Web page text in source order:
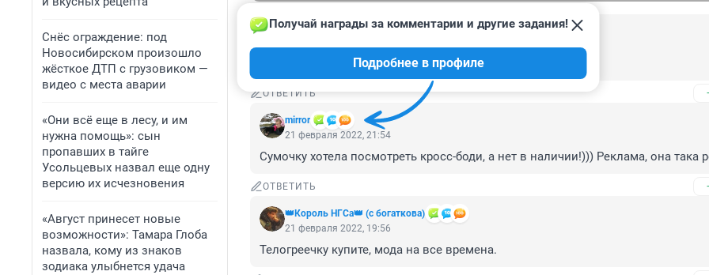
Снёс ограждение: под
Новосибирском произошло
жёсткое ДТП с грузовиком —
видео с места аварии
«Они всё еще в лесу, и им
нужна помощь»: сын
пропавших в тайге
Усольцевых назвал еще одну
версию их исчезновения
«Август принесет новые
возможности»: Тамара Глоба
назвала, кому из знаков
зодиака улыбнется удача
Гость
Какая безграмотная реклама
ОТВЕТИТЬ
mirror
Получай награды за комментарии и другие задания!
Подробнее в профиле
21 февраля 2022, 21:54
Сумочку хотела посмотреть кросс-боди, а нет в наличии!))) Реклама, она така
ОТВЕТИТЬ
👑Король НГСа👑 (с богаткова)
21 февраля 2022, 19:56
Телогреечку купите, мода на все времена.